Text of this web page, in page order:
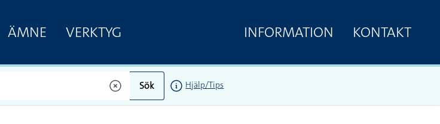
ÄMNE VERKTYG INFORMATION KONTAKT
Sök Hjälp/Tips